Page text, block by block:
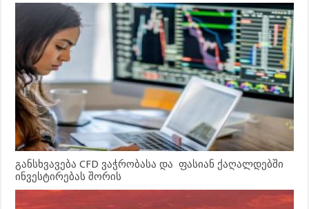
განსხვავება CFD ვაჭრობასა და ფასიან ქაღალდებში
ინვესტირებას შორის